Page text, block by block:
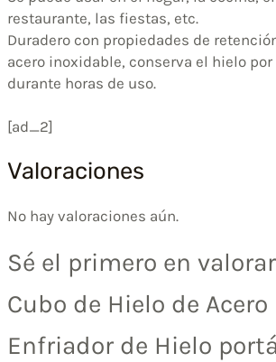
restaurante, las fiestas, etc.
Duradero con propiedades de
acero inoxidable, conserva el hielo
durante horas de uso.
[ad_2]
Valoraciones
No hay valoraciones aún.
Sé el primero en valorar
Cubo de Hielo de
Enfriador de Hielo